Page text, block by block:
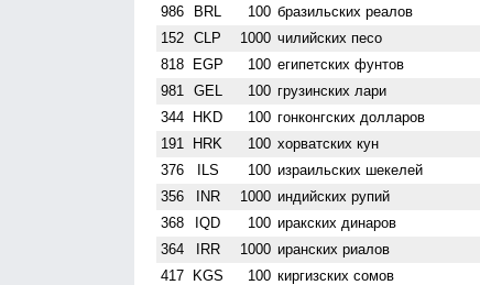
986 BRL 100 бразильских реалов
152 CLP 1000 чилийских песо
818 EGP 100 египетских фунтов
981 GEL 100 грузинских лари
344 HKD 100 гонконгских долларов
191 HRK 100 хорватских кун
376 ILS 100 израильских шекелей
356 INR 1000 индийских рупий
368 IQD 100 иракских динаров
364 IRR 1000 иранских риалов
417 KGS 100 киргизских сомов